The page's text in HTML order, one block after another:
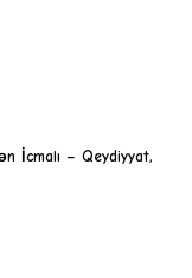
İcmalı – Qeydiyyat,